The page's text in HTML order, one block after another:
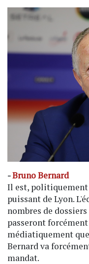
-Bruno Bernard
Il est,
puissant de Lyon.
nombres de
passeront
médiatiquement
Bernard va
mandat.